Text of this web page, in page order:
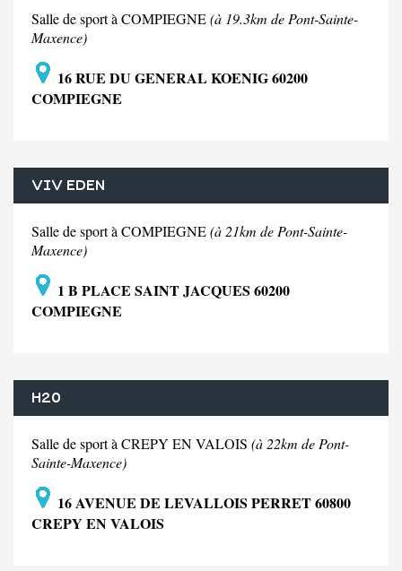
Salle de sport à COMPIEGNE(à 19.3km de Pont-Sainte-
Maxence)
16 RUE DU GENERAL KOENIG 60200
COMPIEGNE
VIV EDEN
Salle de sport à COMPIEGNE(à 21km de Pont-Sainte-
Maxence)
1 B PLACE SAINT JACQUES 60200
COMPIEGNE
H20
Salle de sport à CREPY EN VALOIS (à 22km de Pont-
Sainte-Maxence)
16 AVENUE DE LEVALLOIS PERRET 60800
CREPY EN VALOIS